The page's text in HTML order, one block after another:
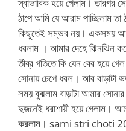
ঠাপে আমি যে আরাম পাচ্ছিলাম
কিছুতেই সম্ভব নয়। একসময়
ধরলাম । আমার দেহে ঝিনঝিন
তীব্র গতিতে কি যেন বের হয়ে
সোনায় চেপে ধরল। আর বাড়াটা
সময় বুঝলাম বাড়াটা আমার
দুজনেই ধরাশায়ী হয়ে গেলাম।
করলাম। sami stri choti